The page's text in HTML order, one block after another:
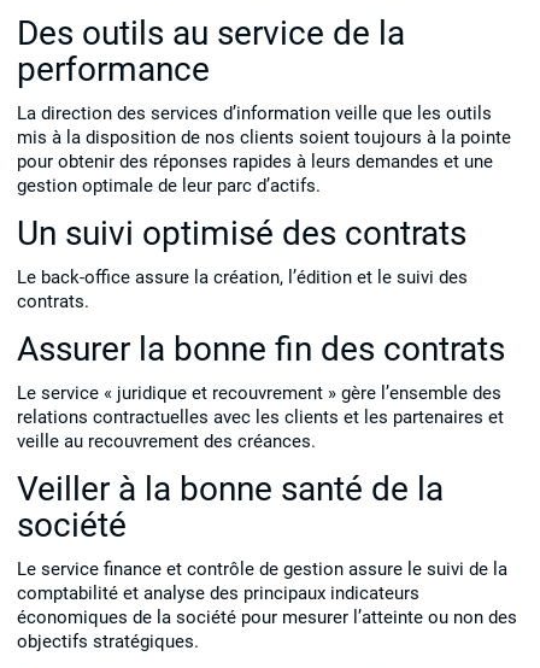
Des outils au service de la
performance
La direction des services d’information veille que les outils
mis à la disposition de nos clients soient toujours à la pointe
pour obtenir des réponses rapides à leurs demandes et une
gestion optimale de leur parc d’actifs.
Un suivi optimisé des contrats
Le back-office assure la création, l’édition et le suivi des
contrats.
Assurer la bonne fin des contrats
Le service « juridique et recouvrement » gère l’ensemble des
relations contractuelles avec les clients et les partenaires et
veille au recouvrement des créances.
Veiller à la bonne santé de la
société
Le service finance et contrôle de gestion assure le suivi de la
comptabilité et analyse des principaux indicateurs
économiques de la société pour mesurer l’atteinte ou non des
objectifs stratégiques.